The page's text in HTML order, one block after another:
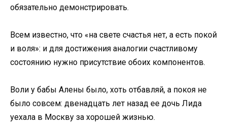
обязательно демонстрировать.
Всем известно, что «на свете счастья нет, а есть покой
и воля»: и для достижения аналогии счастливому
состоянию нужно присутствие обоих компонентов.
Воли у бабы Алены было, хоть отбавляй, а покоя не
было совсем: двенадцать лет назад ее дочь Лида
уехала в Москву за хорошей жизнью.